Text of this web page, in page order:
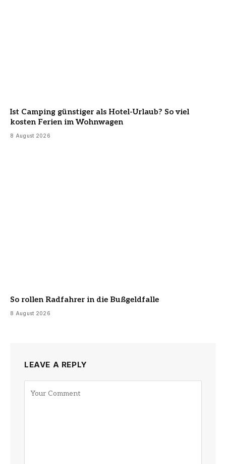
Ist Camping günstiger als Hotel-Urlaub? So viel
kosten Ferien im Wohnwagen
8 August 2026
So rollen Radfahrer in die Bußgeldfalle
8 August 2026
LEAVE A REPLY